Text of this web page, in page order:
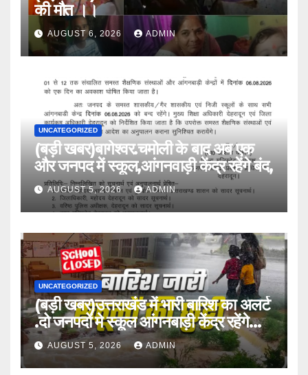
की मौत ।।
AUGUST 6, 2026 ADMIN
UNCATEGORIZED
(बड़ी खबर)बागेश्वर.चमोली के बाद अब एक
और जनपद में स्कूल,आंगनवाड़ी केंद्र रहेंगे बंद,
AUGUST 5, 2026 ADMIN
UNCATEGORIZED
(बड़ी खबर)उत्तराखंड में भारी बारिश का अलर्ट
.दो जनपदों मे स्कूल आंगनबाड़ी केंद्र रहेंगे
बंद।AUGUST 5, 2026 ADMIN